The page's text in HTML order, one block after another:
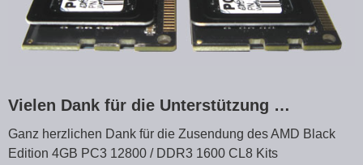
Vielen Dank für die Unterstützung …
Ganz herzlichen Dank für die Zusendung des AMD Black
Edition 4GB PC3 12800 / DDR3 1600 CL8 Kits